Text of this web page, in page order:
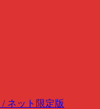
ネット限定版